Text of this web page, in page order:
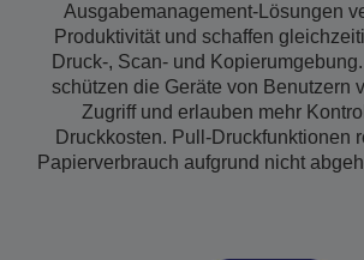
Ausgabemanagement-Lösungen
Produktivität und schaffen
Druck-, Scan- und
schützen die Geräte von Benutzern
Zugriff und erlauben mehr
Druckkosten. Pull-Druckfunktionen
Papierverbrauch aufgrund nicht